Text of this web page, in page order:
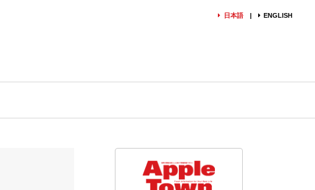
日本語 ENGLISH